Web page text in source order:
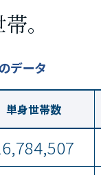
。
データ
単身世帯数